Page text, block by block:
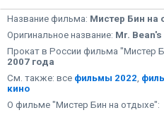
Название фильма: Мистер Бин на
Оригинальное название: Mr.
Прокат в России фильма "Мистер
2007 года
См. также: все фильмы 2022,
кино
О фильме "Мистер Бин на отдыхе":